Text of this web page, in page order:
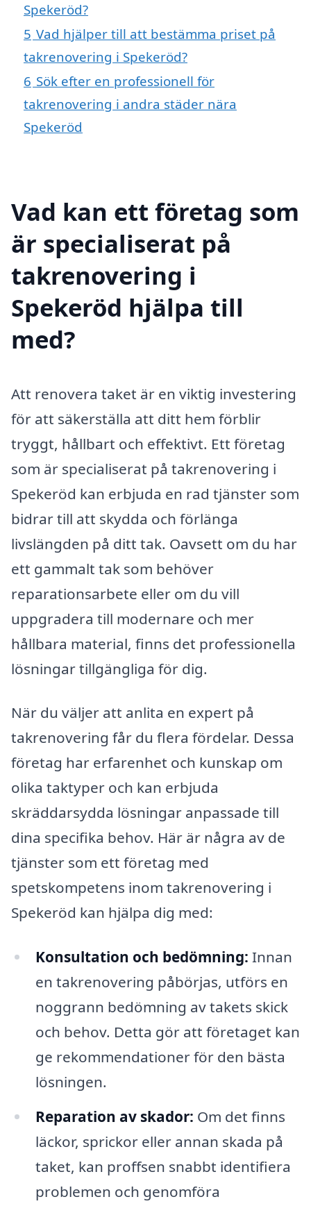
Spekeröd?
5 Vad hjälper till att bestämma priset på
takrenovering i Spekeröd?
6 Sök efter en professionell för
takrenovering i andra städer nära
Spekeröd
Vad kan ett företag som
är specialiserat på
takrenovering i
Spekeröd hjälpa till
med?
Att renovera taket är en viktig investering
för att säkerställa att ditt hem förblir
tryggt, hållbart och effektivt. Ett företag
som är specialiserat på takrenovering i
Spekeröd kan erbjuda en rad tjänster som
bidrar till att skydda och förlänga
livslängden på ditt tak. Oavsett om du har
ett gammalt tak som behöver
reparationsarbete eller om du vill
uppgradera till modernare och mer
hållbara material, finns det professionella
lösningar tillgängliga för dig.
När du väljer att anlita en expert på
takrenovering får du flera fördelar. Dessa
företag har erfarenhet och kunskap om
olika taktyper och kan erbjuda
skräddarsydda lösningar anpassade till
dina specifika behov. Här är några av de
tjänster som ett företag med
spetskompetens inom takrenovering i
Spekeröd kan hjälpa dig med:
Konsultation och bedömning: Innan
en takrenovering påbörjas, utförs en
noggrann bedömning av takets skick
och behov. Detta gör att företaget kan
ge rekommendationer för den bästa
lösningen.
Reparation av skador: Om det finns
läckor, sprickor eller annan skada på
taket, kan proffsen snabbt identifiera
problemen och genomföra